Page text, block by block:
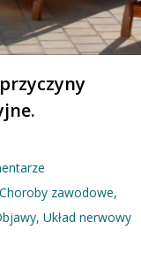
Choroby zawodowe,
, Układ nerwowy